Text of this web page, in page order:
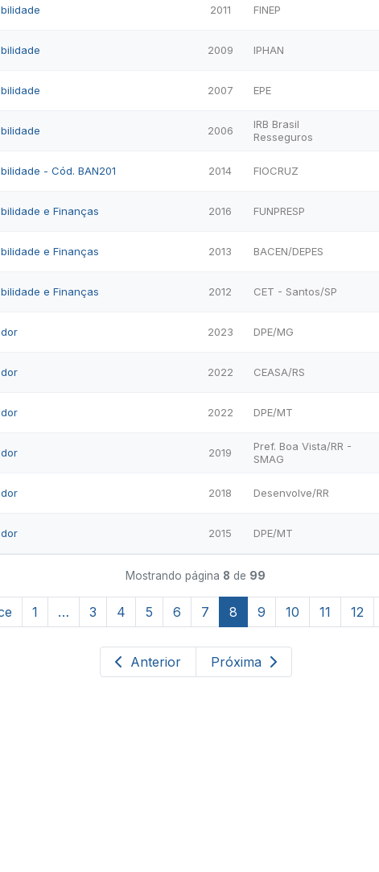
2011 FINEP
2009 IPHAN
2007 EPE
2006
IRB Brasil
Resseguros
- Cód. BAN201 2014 FIOCRUZ
e Finanças 2016 FUNPRESP
e Finanças 2013 BACEN/DEPES
e Finanças 2012 CET - Santos/SP
2023 DPE/MG
2022 CEASA/RS
2022 DPE/MT
2019
Pref. Boa Vista/RR -
SMAG
2018 Desenvolve/RR
2015 DPE/MT
Mostrando página 8 de 99
1 … 3 4 5 6 7 8 9 10 11 12
Anterior Próxima